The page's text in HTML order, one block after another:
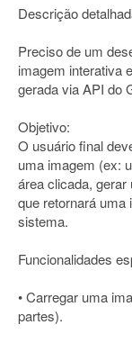
Descrição
Preciso de um
imagem interativa
gerada via API do
Objetivo:
O usuário final
uma imagem (ex:
área clicada,
que retornará uma
sistema.
Funcionalidades
• Carregar uma
partes).